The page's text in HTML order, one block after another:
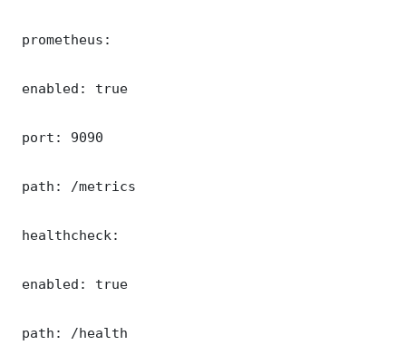
prometheus:
enabled: true
port: 9090
path: /metrics
healthcheck:
enabled: true
path: /health